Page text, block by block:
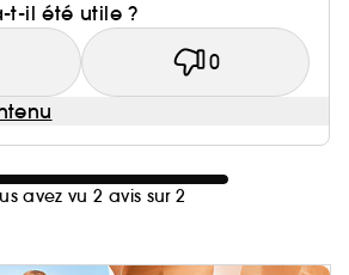
t-il été utile ?
0
avez vu 2 avis sur 2